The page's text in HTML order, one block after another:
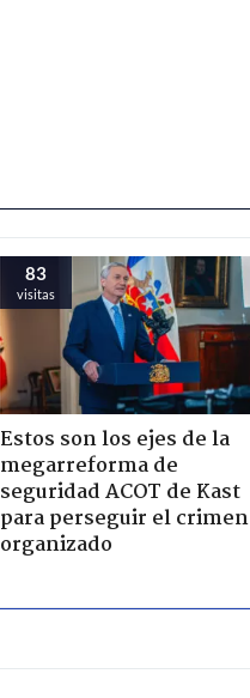
83
visitas
Estos son los ejes de la
megarreforma de
seguridad ACOT de Kast
para perseguir el crimen
organizado